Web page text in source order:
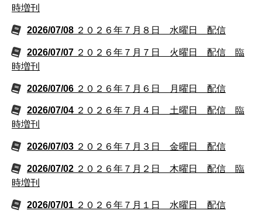
時増刊
2026/07/08 ２０２６年７月８日 水曜日 配信
2026/07/07 ２０２６年７月７日 火曜日 配信 臨
時増刊
2026/07/06 ２０２６年７月６日 月曜日 配信
2026/07/04 ２０２６年７月４日 土曜日 配信 臨
時増刊
2026/07/03 ２０２６年７月３日 金曜日 配信
2026/07/02 ２０２６年７月２日 木曜日 配信 臨
時増刊
2026/07/01 ２０２６年７月１日 水曜日 配信